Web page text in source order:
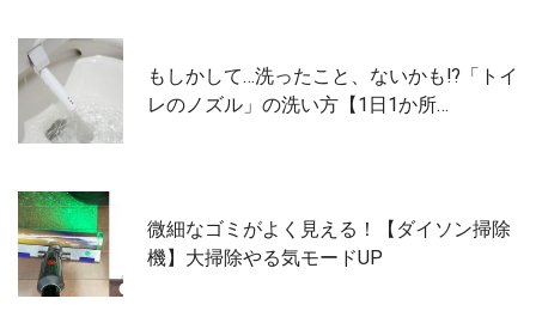
もしかして…洗ったこと、ないかも⁉︎「トイ
レのノズル」の洗い方【1日1か所…
微細なゴミがよく見える！【ダイソン掃除
機】大掃除やる気モードUP